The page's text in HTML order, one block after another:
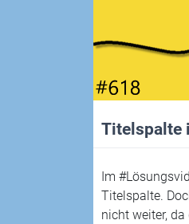
Titelspalte
Im
Titelspalte.
nicht weiter,